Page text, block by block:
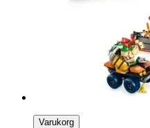
Varukorg